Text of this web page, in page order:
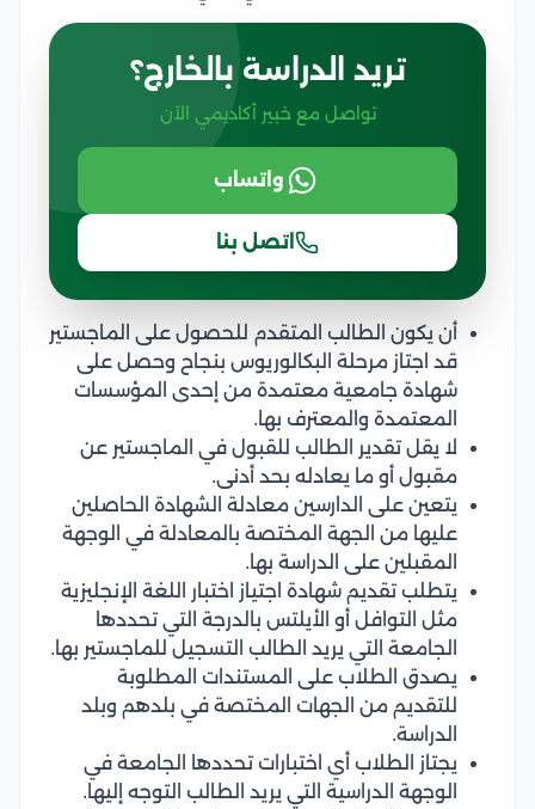
تريد الدراسة بالخارج؟
تواصل مع خبير أكاديمي الآن
واتساب
اتصل بنا
أن يكون الطالب المتقدم للحصول على الماجستير
قد اجتاز مرحلة البكالوريوس بنجاح وحصل على
شهادة جامعية معتمدة من إحدى المؤسسات
المعتمدة والمعترف بها.
لا يقل تقدير الطالب للقبول في الماجستير عن
مقبول أو ما يعادله بحد أدنى.
يتعين على الدارسين معادلة الشهادة الحاصلين
عليها من الجهة المختصة بالمعادلة في الوجهة
المقبلين على الدراسة بها.
يتطلب تقديم شهادة اجتياز اختبار اللغة الإنجليزية
مثل التوافل أو الأيلتس بالدرجة التي تحددها
الجامعة التي يريد الطالب التسجيل للماجستير بها.
يصدق الطلاب على المستندات المطلوبة
للتقديم من الجهات المختصة في بلدهم وبلد
الدراسة.
يجتاز الطلاب أي اختبارات تحددها الجامعة في
الوجهة الدراسية التي يريد الطالب التوجه إليها.